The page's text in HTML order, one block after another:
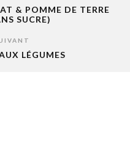
& POMME DE TERRE
SUCRE)
LÉGUMES